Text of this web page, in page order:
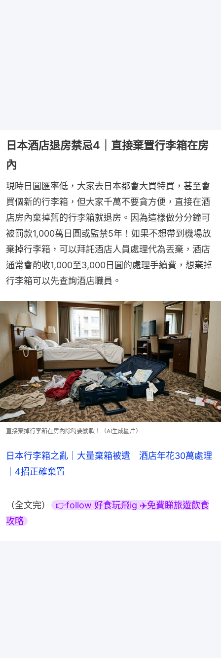
日本酒店退房禁忌4｜直接棄置行李箱在房
內
現時日圓匯率低，大家去日本都會大買特買，甚至會
買個新的行李箱，但大家千萬不要貪方便，直接在酒
店房內棄掉舊的行李箱就退房。因為這樣做分分鐘可
被罰款1,000萬日圓或監禁5年！如果不想帶到機場放
棄掉行李箱，可以拜託酒店人員處理代為丟棄，酒店
通常會酌收1,000至3,000日圓的處理手續費，想棄掉
行李箱可以先查詢酒店職員。
直接棄掉行李箱在房內除時要罰款！（AI生成圖片）
日本行李箱之亂｜大量棄箱被遺 酒店年花30萬處理
｜4招正確棄置
（全文完）
👉follow 好食玩飛ig ✈️免費睇旅遊飲食
攻略